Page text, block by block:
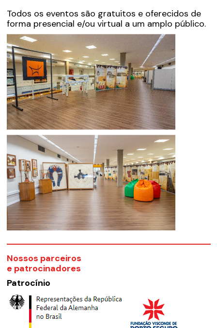
Todos os eventos são gratuitos e oferecidos de
forma presencial e/ou virtual a um amplo público.
Nossos parceiros
e patrocinadores
Patrocínio